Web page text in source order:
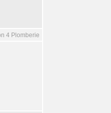
4 Plomberie